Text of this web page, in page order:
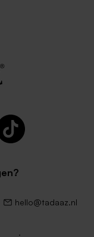
envelop
hello@tadaaz.nl